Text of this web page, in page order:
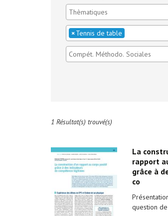
×Tennis de table
1 Résultat(s) trouvé(s)
La
rapport
grâce à
co
question